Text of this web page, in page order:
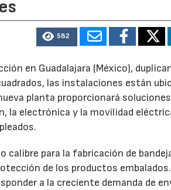
582
en Guadalajara (México),
las instalaciones están
planta proporcionará
la electrónica y la movilidad
para la fabricación de
de los productos embalados.
a la creciente demanda de